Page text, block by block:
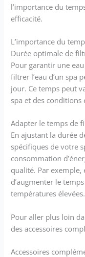
l’importance du
efficacité.
L’importance du
Durée optimale de
Pour garantir une
filtrer l’eau d’un spa
jour. Ce temps peut
spa et des
Adapter le temps de
En ajustant la durée
spécifiques de votre
consommation
qualité. Par exemple,
d’augmenter le
températures élevées.
Pour aller plus loin
des accessoires
Accessoires